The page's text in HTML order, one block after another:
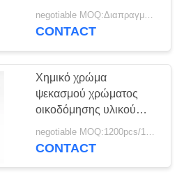
negotiable MOQ:Διαπραγματεύσιμος
CONTACT
Χημικό χρώμα
ψεκασμού χρώματος
οικοδόμησης υλικού
επιστρώματος
CONTACT